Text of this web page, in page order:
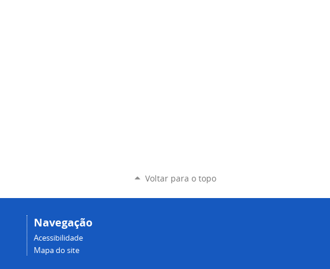
Voltar para o topo
Navegação
Acessibilidade
Mapa do site